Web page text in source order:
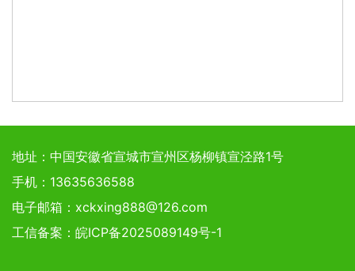
地址： 中国安徽省宣城市宣州区杨柳镇宣泾路1号
手机 ： 13635636588
电子邮箱 ： xckxing888@126.com
工信备案： 皖ICP备2025089149号-1